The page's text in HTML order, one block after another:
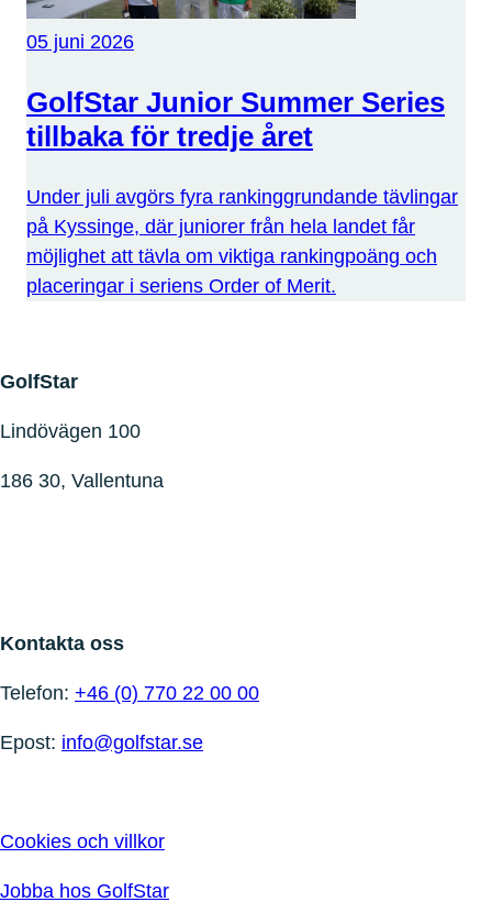
05 juni 2026
GolfStar Junior Summer Series
tillbaka för tredje året
Under juli avgörs fyra rankinggrundande tävlingar
på Kyssinge, där juniorer från hela landet får
möjlighet att tävla om viktiga rankingpoäng och
placeringar i seriens Order of Merit.
GolfStar
Lindövägen 100
186 30, Vallentuna
Kontakta oss
Telefon: +46 (0) 770 22 00 00
Epost: info@golfstar.se
Cookies och villkor
Jobba hos GolfStar